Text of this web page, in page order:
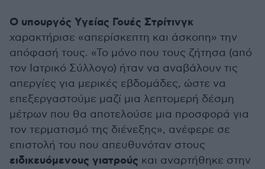
Ο υπουργός Υγείας Γουές Στρίτινγκ
χαρακτήρισε «απερίσκεπτη και άσκοπη» την
απόφασή τους. «Το μόνο που τους ζήτησα (από
τον Ιατρικό Σύλλογο) ήταν να αναβάλουν τις
απεργίες για μερικές εβδομάδες, ώστε να
επεξεργαστούμε μαζί μια λεπτομερή δέσμη
μέτρων που θα αποτελούσε μια προσφορά για
τον τερματισμό της διένεξης», ανέφερε σε
επιστολή του που απευθυνόταν στους
ειδικευόμενους γιατρούς και αναρτήθηκε στην